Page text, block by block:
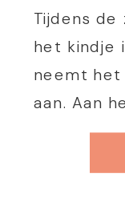
Tijdens de
het kindje
neemt het
aan. Aan
gaan de